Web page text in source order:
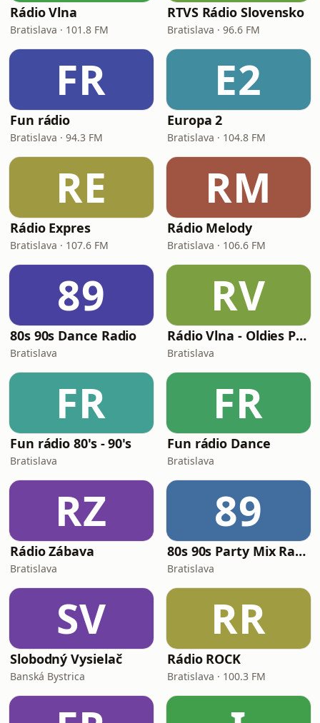
Rádio Vlna
Bratislava · 101.8 FM
RTVS Rádio Slovensko
Bratislava · 96.6 FM
FR
Fun rádio
Bratislava · 94.3 FM
E2
Europa 2
Bratislava · 104.8 FM
RE
Rádio Expres
Bratislava · 107.6 FM
RM
Rádio Melody
Bratislava · 106.6 FM
89
80s 90s Dance Radio
Bratislava
RV
Rádio Vlna - Oldies Party
Bratislava
FR
Fun rádio 80's - 90's
Bratislava
FR
Fun rádio Dance
Bratislava
RZ
Rádio Zábava
Bratislava
89
80s 90s Party Mix Radio
Bratislava
SV
Slobodný Vysielač
Banská Bystrica
RR
Rádio ROCK
Bratislava · 100.3 FM